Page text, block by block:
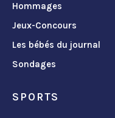
Hommages
Jeux-Concours
Les bébés du journal
Sondages
SPORTS